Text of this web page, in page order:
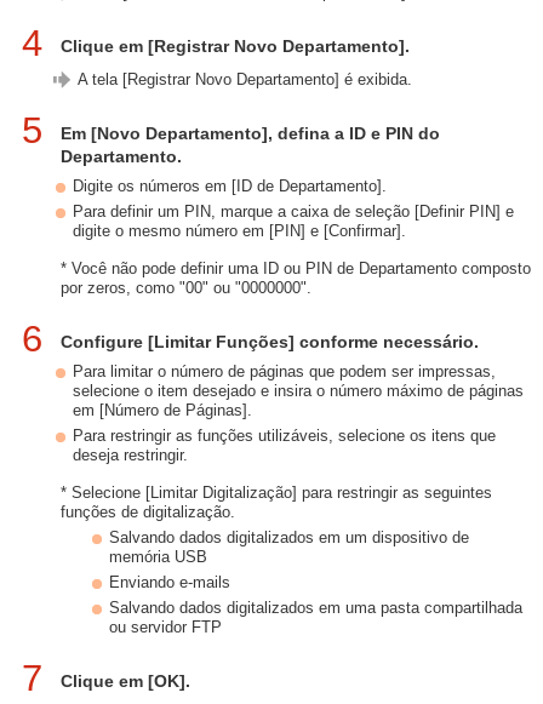
4 Clique em [Registrar Novo Departamento].
A tela [Registrar Novo Departamento] é exibida.
5
Em [Novo Departamento], defina a ID e PIN do
Departamento.
Digite os números em [ID de Departamento].
Para definir um PIN, marque a caixa de seleção [Definir PIN] e
digite o mesmo número em [PIN] e [Confirmar].
* Você não pode definir uma ID ou PIN de Departamento composto
por zeros, como "00" ou "0000000".
6 Configure [Limitar Funções] conforme necessário.
Para limitar o número de páginas que podem ser impressas,
selecione o item desejado e insira o número máximo de páginas
em [Número de Páginas].
Para restringir as funções utilizáveis, selecione os itens que
deseja restringir.
* Selecione [Limitar Digitalização] para restringir as seguintes
funções de digitalização.
Salvando dados digitalizados em um dispositivo de
memória USB
Enviando e-mails
Salvando dados digitalizados em uma pasta compartilhada
ou servidor FTP
7 Clique em [OK].